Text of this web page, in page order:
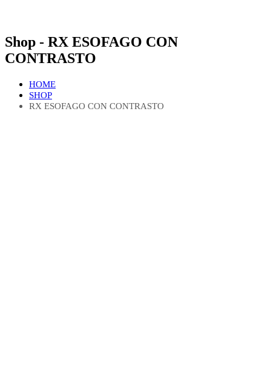
Shop - RX ESOFAGO CON
CONTRASTO
HOME
SHOP
RX ESOFAGO CON CONTRASTO